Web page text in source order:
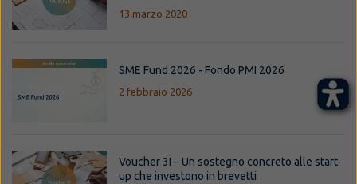
13 marzo 2020
SME Fund 2026 - Fondo PMI 2026
2 febbraio 2026
Voucher 3I – Un sostegno concreto alle start-
up che investono in brevetti